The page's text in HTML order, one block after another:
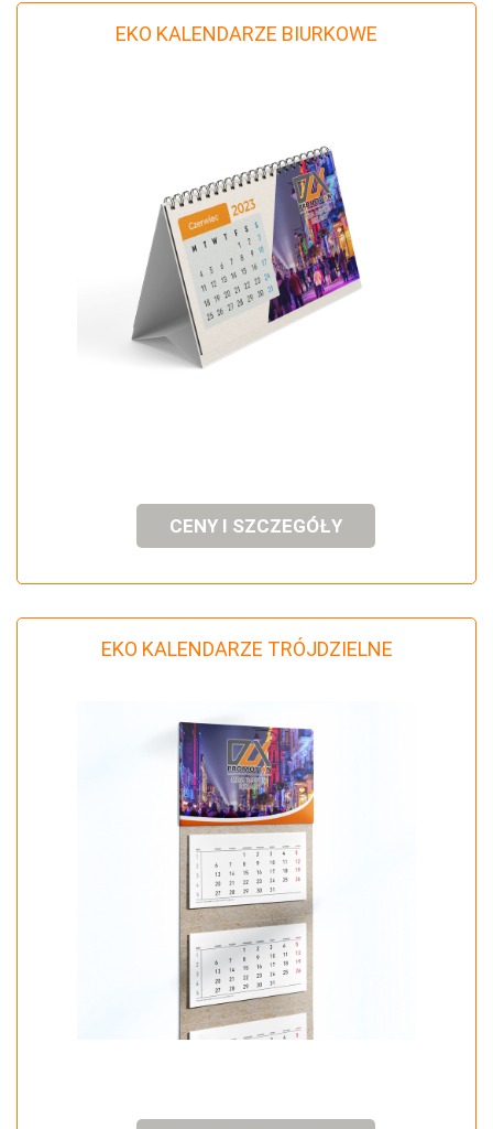
EKO KALENDARZE BIURKOWE
CENY I SZCZEGÓŁY
EKO KALENDARZE TRÓJDZIELNE